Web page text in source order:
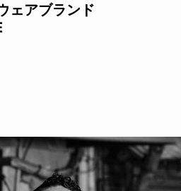
ェアブランド